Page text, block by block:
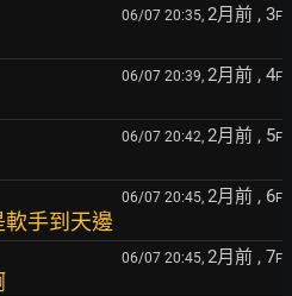
06/07 20:35, 2月前 , 3F
06/07 20:39, 2月前 , 4F
06/07 20:42, 2月前 , 5F
06/07 20:45, 2月前 , 6F
手到天邊
06/07 20:45, 2月前 , 7F